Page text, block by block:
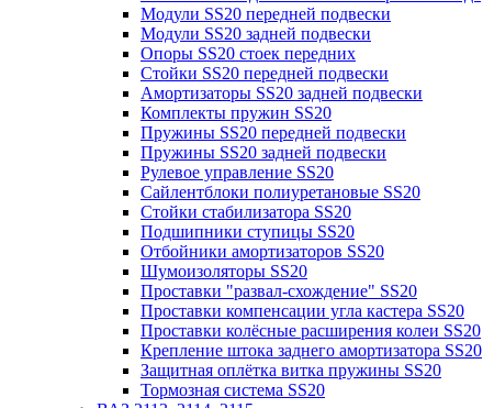
Модули SS20 передней подвески
Модули SS20 задней подвески
Опоры SS20 стоек передних
Стойки SS20 передней подвески
Амортизаторы SS20 задней подвески
Комплекты пружин SS20
Пружины SS20 передней подвески
Пружины SS20 задней подвески
Рулевое управление SS20
Сайлентблоки полиуретановые SS20
Стойки стабилизатора SS20
Подшипники ступицы SS20
Отбойники амортизаторов SS20
Шумоизоляторы SS20
Проставки "развал-схождение" SS20
Проставки компенсации угла кастера SS20
Проставки колёсные расширения колеи SS20
Крепление штока заднего амортизатора SS20
Защитная оплётка витка пружины SS20
Тормозная система SS20